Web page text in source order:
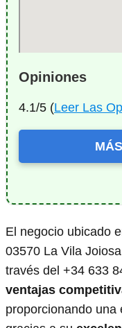
Opiniones
4.1/5 (Leer Las
El negocio ubicado
03570 La Vila
través del +34 633
ventajas
proporcionando una